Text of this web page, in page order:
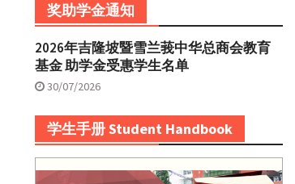
奖助学金通知
2026年吉隆坡暨雪兰莪中华总商会教育
基金 助学金受惠学生名单
30/07/2026
学生手册 Student Handbook